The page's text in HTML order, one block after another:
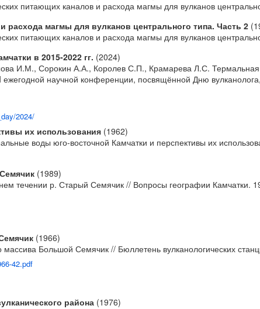
питающих каналов и расхода магмы для вулканов
магмы для вулканов центрального типа. Часть 2
питающих каналов и расхода магмы для вулканов
в 2015-2022 гг. (2024)
И.М., Сорокин А.А., Королев С.П., Крамарева Л.С. Термальная
научной конференции, посвящённой Дню
2024/
их использования (1962)
воды юго-восточной Камчатки и перспективы их
(1989)
течении р. Старый Семячик // Вопросы географии Камчатки.
(1966)
Большой Семячик // Бюллетень вулканологических
42.pdf
района (1976)